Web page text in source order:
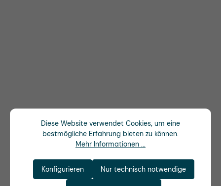
Diese Website verwendet Cookies, um eine
bestmögliche Erfahrung bieten zu können.
Mehr Informationen ...
Nur technisch notwendige
Konfigurieren